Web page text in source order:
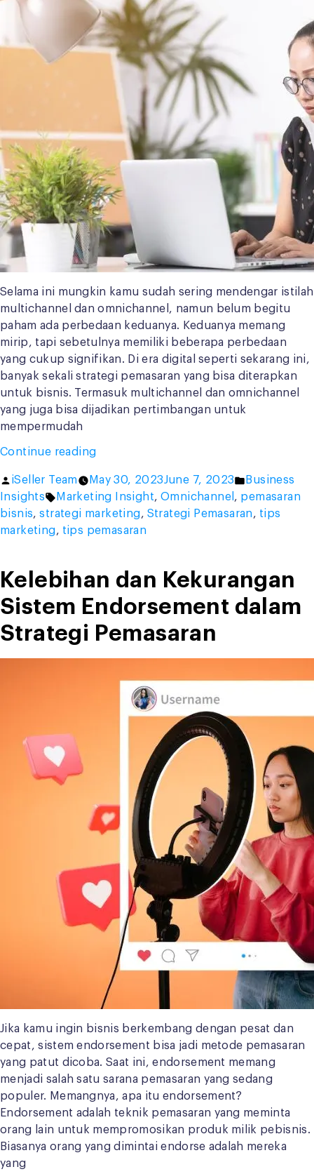
Selama ini mungkin kamu sudah sering mendengar istilah
multichannel dan omnichannel, namun belum begitu
paham ada perbedaan keduanya. Keduanya memang
mirip, tapi sebetulnya memiliki beberapa perbedaan
yang cukup signifikan. Di era digital seperti sekarang ini,
banyak sekali strategi pemasaran yang bisa diterapkan
untuk bisnis. Termasuk multichannel dan omnichannel
yang juga bisa dijadikan pertimbangan untuk
mempermudah
Continue reading“Berbeda
Multichannel,
Ini
Manfaat
dan
Omnichannel
untuk
Berbagai
Posted
by
iSeller Team May 30, 2023June 7, 2023
Posted
in
Business
Insights
Tags:
Marketing Insight,Omnichannel , pemasaran
bisnis,strategi marketing, Strategi Pemasaran, tips
marketing, tips pemasaran
Kelebihan dan Kekurangan
Sistem Endorsement dalam
Strategi Pemasaran
Jika kamu ingin bisnis berkembang dengan pesat dan
cepat, sistem endorsement bisa jadi metode pemasaran
yang patut dicoba. Saat ini, endorsement memang
menjadi salah satu sarana pemasaran yang sedang
populer. Memangnya, apa itu endorsement?
Endorsement adalah teknik pemasaran yang meminta
orang lain untuk mempromosikan produk milik pebisnis.
Biasanya orang yang dimintai endorse adalah mereka
yang